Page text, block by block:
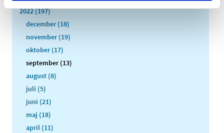
2022 (197)
december (18)
november (19)
oktober (17)
september (13)
august (8)
juli (5)
juni (21)
maj (18)
april (11)